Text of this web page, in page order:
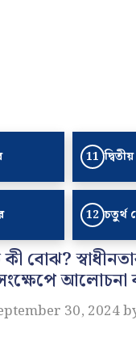
11
12 চতুর্থ
কী বোঝ?
30, 2024